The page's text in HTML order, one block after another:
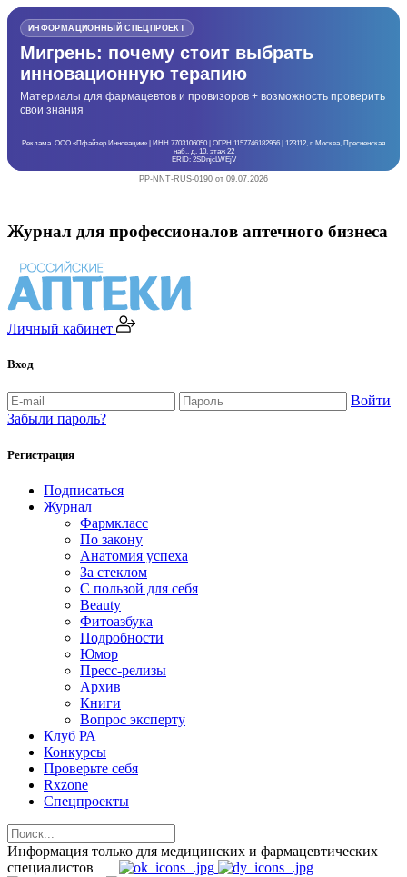
ИНФОРМАЦИОННЫЙ СПЕЦПРОЕКТ
Мигрень: почему стоит выбрать
инновационную терапию
Материалы для фармацевтов и провизоров + возможность проверить
свои знания
Реклама. ООО «Пфайзер Инновации» | ИНН 7703106050 | ОГРН 1157746182956 | 123112, г. Москва, Пресненская
наб., д. 10, этаж 22
ERID: 2SDnjcLWEjV
PP-NNT-RUS-0190 от 09.07.2026
Журнал для профессионалов аптечного бизнеса
Личный кабинет
Вход
Войти
Забыли пароль?
Регистрация
Подписаться
Журнал
Фармкласс
По закону
Анатомия успеха
За стеклом
С пользой для себя
Beauty
Фитоазбука
Подробности
Юмор
Пресс-релизы
Архив
Книги
Вопрос эксперту
Клуб РА
Конкурсы
Проверьте себя
Rxzone
Спецпроекты
Информация только для медицинских и фармацевтических
специалистов